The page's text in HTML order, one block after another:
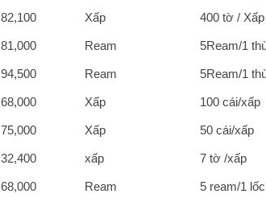
82,100 Xấp 400 tờ / Xấp
81,000 Ream 5Ream/1
94,500 Ream 5Ream/1
68,000 Xấp 100 cái/xấp
75,000 Xấp 50 cái/xấp
32,400 xấp 7 tờ /xấp
68,000 Ream 5 ream/1 lốc